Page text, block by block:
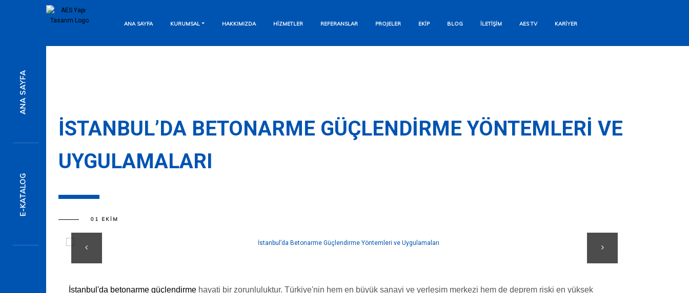
Bizi Arayın
Anında Mesaj Gönderin
info@aesyapi.com
ANA SAYFA KURUMSAL HAKKIMIZDA HIZMETLER REFERANSLAR PROJELER EKIP BLOG İLETIŞIM AES TV KARIYER
İSTANBUL’DA BETONARME GÜÇLENDIRME YÖNTEMLERI VE
UYGULAMALARI
01 EKIM
İstanbul'da betonarme güçlendirmehayati bir zorunluluktur. Türkiye'nin hem en büyük sanayi ve yerleşim merkezi hem de deprem riski en yüksek
E-KATALOG
ANA SAYFA